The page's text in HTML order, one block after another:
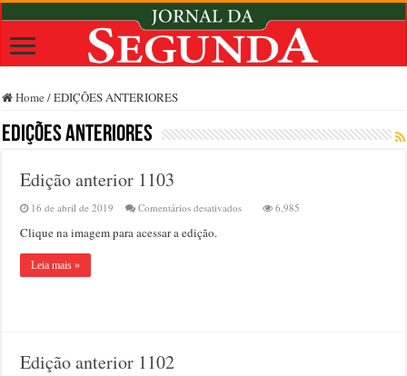
Home /EDIÇÕES ANTERIORES
EDIÇÕES ANTERIORES
Edição anterior 1103
16 de abril de 2019 Comentários desativadosem
6,985
Clique na imagem para acessar a edição.
Leia mais »
Edição anterior 1102